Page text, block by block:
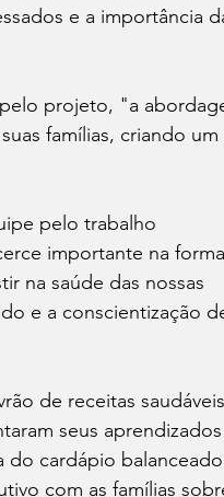
e a importância
projeto, "a
famílias, criando um
pelo trabalho
importante na
na saúde das nossas
e a conscientização
de receitas
seus
do cardápio balanceado
com as famílias